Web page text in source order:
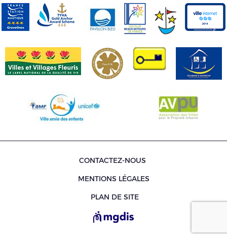
CONTACTEZ-NOUS
MENTIONS LÉGALES
PLAN DE SITE